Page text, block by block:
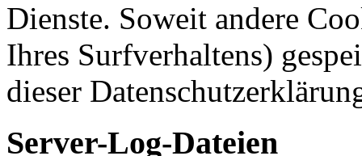
Dienste. Soweit andere
Ihres Surfverhaltens)
dieser
Server-Log-Dateien